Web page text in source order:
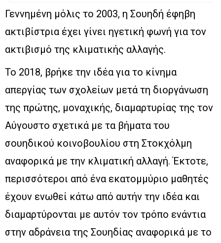
Γεννημένη μόλις το 2003, η Σουηδή έφηβη
ακτιβίστρια έχει γίνει ηγετική φωνή για τον
ακτιβισμό της κλιματικής αλλαγής.
Το 2018, βρήκε την ιδέα για το κίνημα
απεργίας των σχολείων μετά τη διοργάνωση
της πρώτης, μοναχικής, διαμαρτυρίας της τον
Αύγουστο σχετικά με τα βήματα του
σουηδικού κοινοβουλίου στη Στοκχόλμη
αναφορικά με την κλιματική αλλαγή. Έκτοτε,
περισσότεροι από ένα εκατομμύριο μαθητές
έχουν ενωθεί κάτω από αυτήν την ιδέα και
διαμαρτύρονται με αυτόν τον τρόπο ενάντια
στην αδράνεια της Σουηδίας αναφορικά με το